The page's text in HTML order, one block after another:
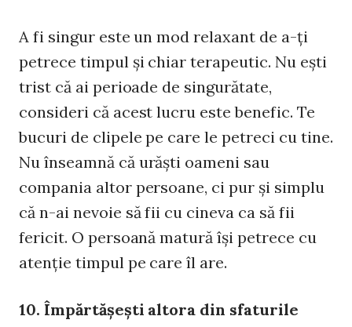
A fi singur este un mod relaxant de a-ţi
petrece timpul şi chiar terapeutic. Nu eşti
trist că ai perioade de singurătate,
consideri că acest lucru este benefic. Te
bucuri de clipele pe care le petreci cu tine.
Nu înseamnă că urăşti oameni sau
compania altor persoane, ci pur şi simplu
că n-ai nevoie să fii cu cineva ca să fii
fericit. O persoană matură îşi petrece cu
atenţie timpul pe care îl are.
10. Împărtăşeşti altora din sfaturile